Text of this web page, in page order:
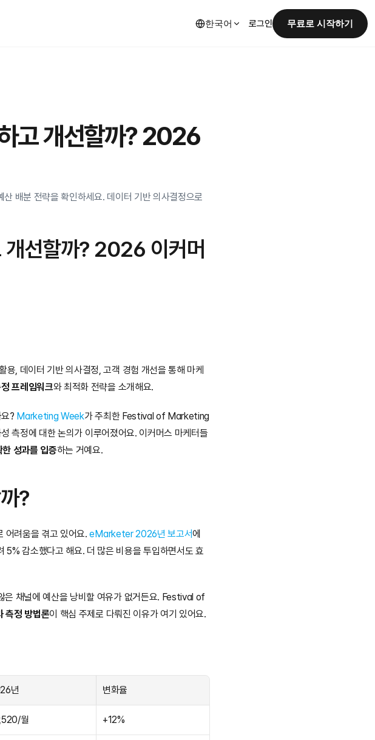
한국어 로그인 무료로 시작하기
고 개선할까? 2026
배분 전략을 확인하세요. 데이터 기반 의사결정으로
선할까? 2026 이커머
용, 데이터 기반 의사결정, 고객 경험 개선을 통해 마케
프레임워크와 최적화 전략을 소개해요.
? Marketing Week가 주최한 Festival of Marketing
측정에 대한 논의가 이루어졌어요. 이커머스 마케터들
성과를 입증하는 거예요.
?
어려움을 겪고 있어요. eMarketer 2026년 보고서에
5% 감소했다고 해요. 더 많은 비용을 투입하면서도 효
은 채널에 예산을 낭비할 여유가 없거든요. Festival of
측정 방법론이 핵심 주제로 다뤄진 이유가 여기 있어요.
년 변화율
월 +12%